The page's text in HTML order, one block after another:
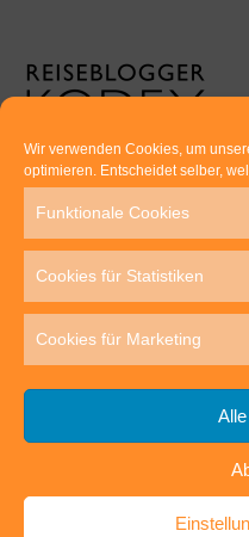
Wir verwenden Cookies, um
optimieren. Entscheidet selber,
Funktionale Cookies
Cookies für Statistiken
Cookies für Marketing
Euer
Thomas